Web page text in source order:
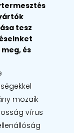
tesz
és
mozaik
vírus